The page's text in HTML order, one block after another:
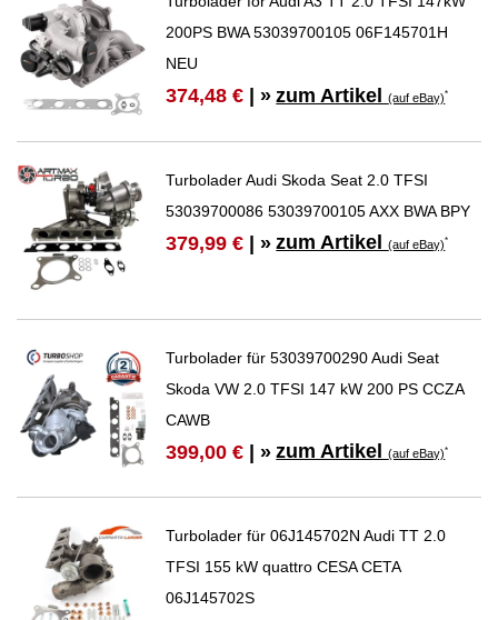
200PS BWA 53039700105 06F145701H
NEU
374,48 € | » zum Artikel(auf eBay)*
Turbolader Audi Skoda Seat 2.0 TFSI
53039700086 53039700105 AXX BWA BPY
379,99 € | » zum Artikel(auf eBay)*
Turbolader für 53039700290 Audi Seat
Skoda VW 2.0 TFSI 147 kW 200 PS CCZA
CAWB
399,00 € | » zum Artikel(auf eBay)*
Turbolader für 06J145702N Audi TT 2.0
TFSI 155 kW quattro CESA CETA
06J145702S